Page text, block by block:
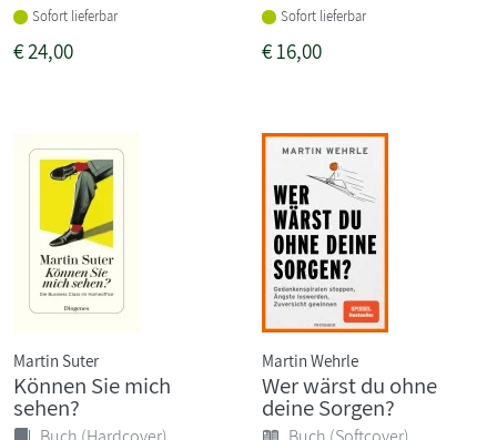
Sofort lieferbar
€24,00
Sofort lieferbar
€16,00
Martin Suter
Können Sie mich
sehen?
Martin Wehrle
Wer wärst du ohne
deine Sorgen?